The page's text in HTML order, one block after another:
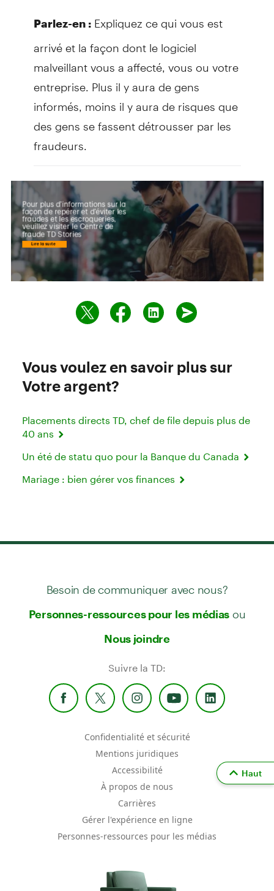
Parlez-en :Expliquez ce qui vous est
arrivé et la façon dont le logiciel
malveillant vous a affecté, vous ou votre
entreprise. Plus il y aura de gens
informés, moins il y aura de risques que
des gens se fassent détrousser par les
fraudeurs.
Vous voulez en savoir plus sur
Votre argent?
Placements directs TD, chef de file depuis plus de
40 ans
Un été de statu quo pour la Banque du Canada
Mariage : bien gérer vos finances
Besoin de communiquer avec nous?
Personnes-ressources pour les médias ou
Nous joindre
Suivre la TD:
Confidentialité et sécurité
Mentions juridiques
Accessibilité
À propos de nous
Carrières
Gérer l'expérience en ligne
Personnes-ressources pour les médias
Haut